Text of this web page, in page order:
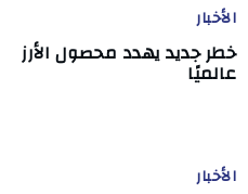
الأخبار
خطر جديد يهدد محصول الأرز
عالميًا
الأخبار